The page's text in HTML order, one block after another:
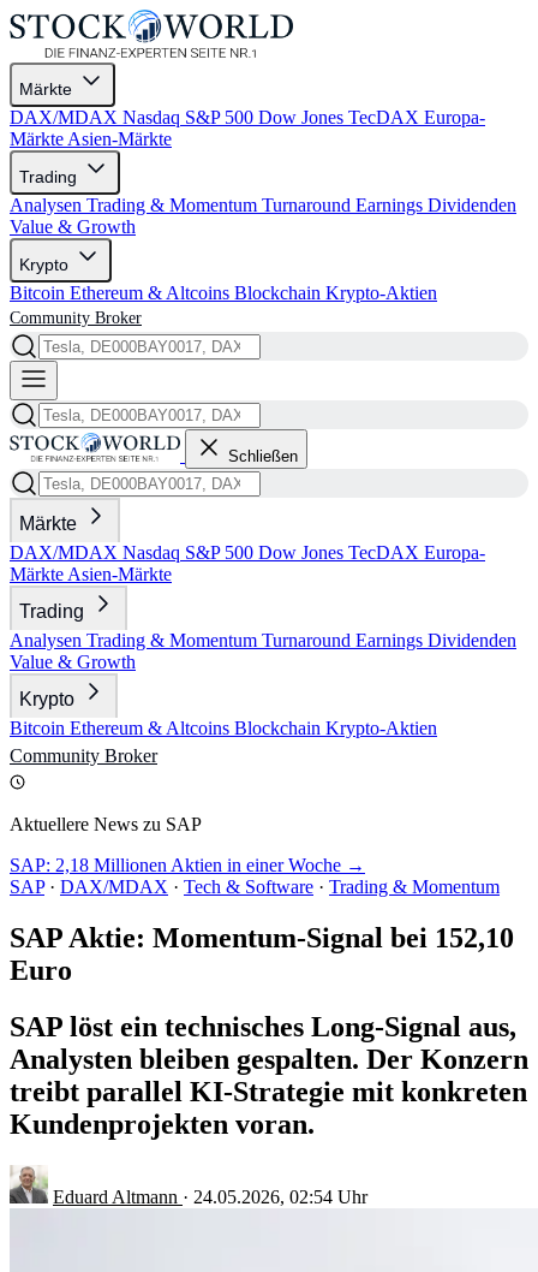
Märkte
DAX/MDAX Nasdaq S&P 500 Dow Jones TecDAX Europa-
Märkte Asien-Märkte
Trading
Analysen Trading & Momentum Turnaround Earnings Dividenden
Value & Growth
Krypto
Bitcoin Ethereum & Altcoins Blockchain Krypto-Aktien
Community Broker
Schließen
Märkte
DAX/MDAX Nasdaq S&P 500 Dow Jones TecDAX Europa-
Märkte Asien-Märkte
Trading
Analysen Trading & Momentum Turnaround Earnings Dividenden
Value & Growth
Krypto
Bitcoin Ethereum & Altcoins Blockchain Krypto-Aktien
Community Broker
Aktuellere News zu SAP
SAP: 2,18 Millionen Aktien in einer Woche →
SAP · DAX/MDAX · Tech & Software · Trading & Momentum
SAP Aktie: Momentum-Signal bei 152,10
Euro
SAP löst ein technisches Long-Signal aus,
Analysten bleiben gespalten. Der Konzern
treibt parallel KI-Strategie mit konkreten
Kundenprojekten voran.
Eduard Altmann · 24.05.2026, 02:54 Uhr